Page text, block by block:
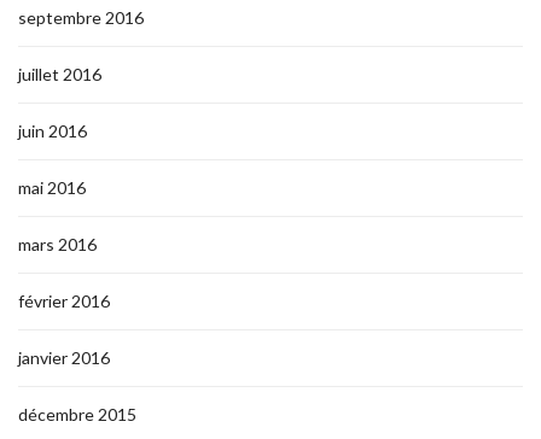
septembre 2016
juillet 2016
juin 2016
mai 2016
mars 2016
février 2016
janvier 2016
décembre 2015